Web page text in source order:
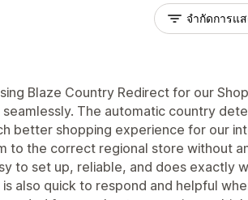
จำกัดการแ
Blaze Country Redirect for our
The automatic country
better shopping experience for our
to the correct regional store without
to set up, reliable, and does exactly
also quick to respond and helpful